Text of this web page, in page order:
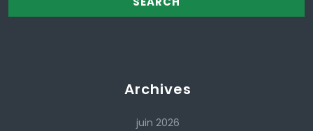
Archives
juin 2026